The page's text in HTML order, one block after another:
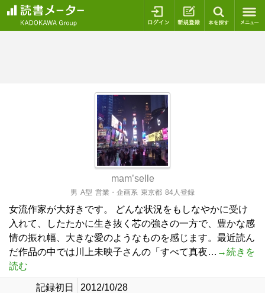
ログイン 新規登録
mam’selle
男 A型 営業・企画系 東京都 84人登録
女流作家が大好きです。 どんな状況をもしなやかに受け
入れて、したたかに生き抜く芯の強さの一方で、豊かな感
情の振れ幅、大きな愛のようなものを感じます。最近読ん
だ作品の中では川上未映子さんの「すべて真夜… →続きを
読む
記録初日
2012/10/28